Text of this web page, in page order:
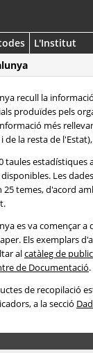
L'Institut
recull la
produïdes pels
més
de la resta de
taules estadístiques
Les
25 temes, d'acord
es va començar a
Els exemplars
alcatàleg de
de Documentació.
de recopilació
a la secció